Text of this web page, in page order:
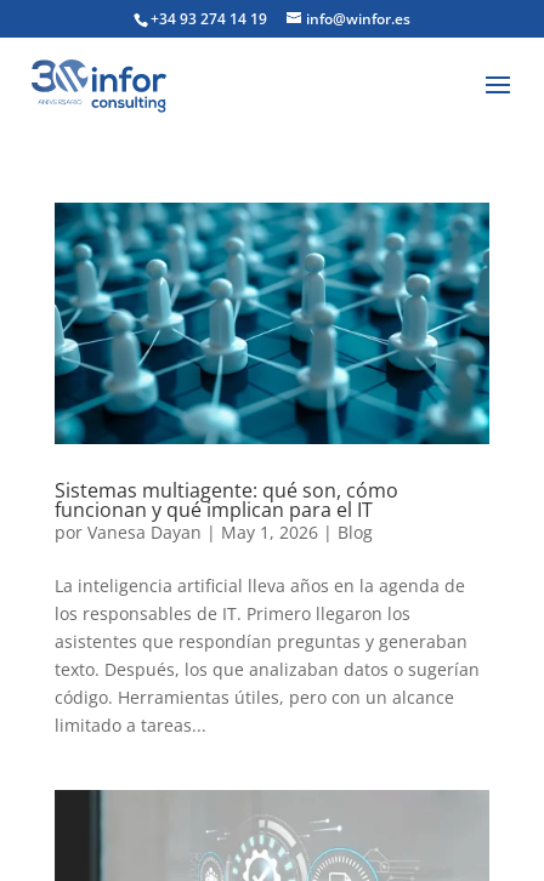
+34 93 274 14 19 info@winfor.es
Sistemas multiagente: qué son, cómo
funcionan y qué implican para el IT
por Vanesa Dayan | May 1, 2026| Blog
La inteligencia artificial lleva años en la agenda de
los responsables de IT. Primero llegaron los
asistentes que respondían preguntas y generaban
texto. Después, los que analizaban datos o sugerían
código. Herramientas útiles, pero con un alcance
limitado a tareas...